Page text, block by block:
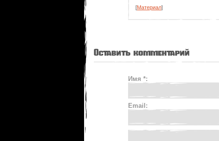
[Материал]
Оставить комментарий
Имя *:
Email: